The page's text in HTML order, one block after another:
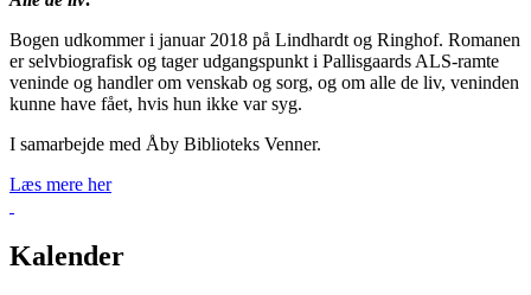
Bogen udkommer i januar 2018 på Lindhardt og Ringhof. Romanen
er selvbiografisk og tager udgangspunkt i Pallisgaards ALS-ramte
veninde og handler om venskab og sorg, og om alle de liv, veninden
kunne have fået, hvis hun ikke var syg.
I samarbejde med Åby Biblioteks Venner.
Læs mere her
Kalender